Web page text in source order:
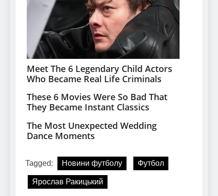
Tagged: Новини футболу Футбол
Ярослав Ракицький